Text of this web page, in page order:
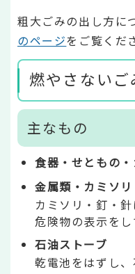
粗大ごみの出し方に
のページをご覧くだ
燃やさないご
主なもの
食器・せともの
金属類・カミソ
カミソリ・釘・
危険物の表示を
石油ストーブ
乾電池をはずし